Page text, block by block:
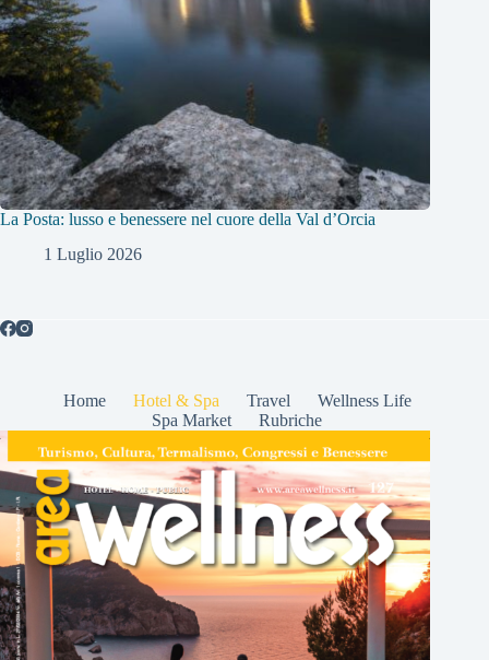
La Posta: lusso e benessere nel cuore della Val d’Orcia
1 Luglio 2026
Home Hotel & Spa Travel
Wellness Life
Spa Market
Rubriche